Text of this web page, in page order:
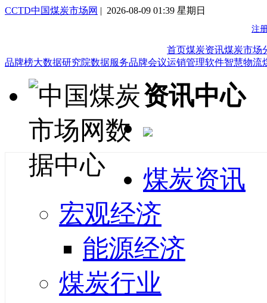
CCTD中国煤炭市场网 | 2026-08-09 01:39 星期日
首页煤炭资讯煤炭市场
品牌榜大数据研究院数据服务品牌会议运销管理软件智慧物流
资讯中心
煤炭资讯
宏观经济
能源经济
煤炭行业